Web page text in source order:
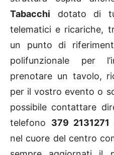
Tabacchi dotato di
telematici e ricariche,
un punto di
polifunzionale per
prenotare un tavolo,
per il vostro evento o
possibile contattare
telefono 379 2131271
nel cuore del centro